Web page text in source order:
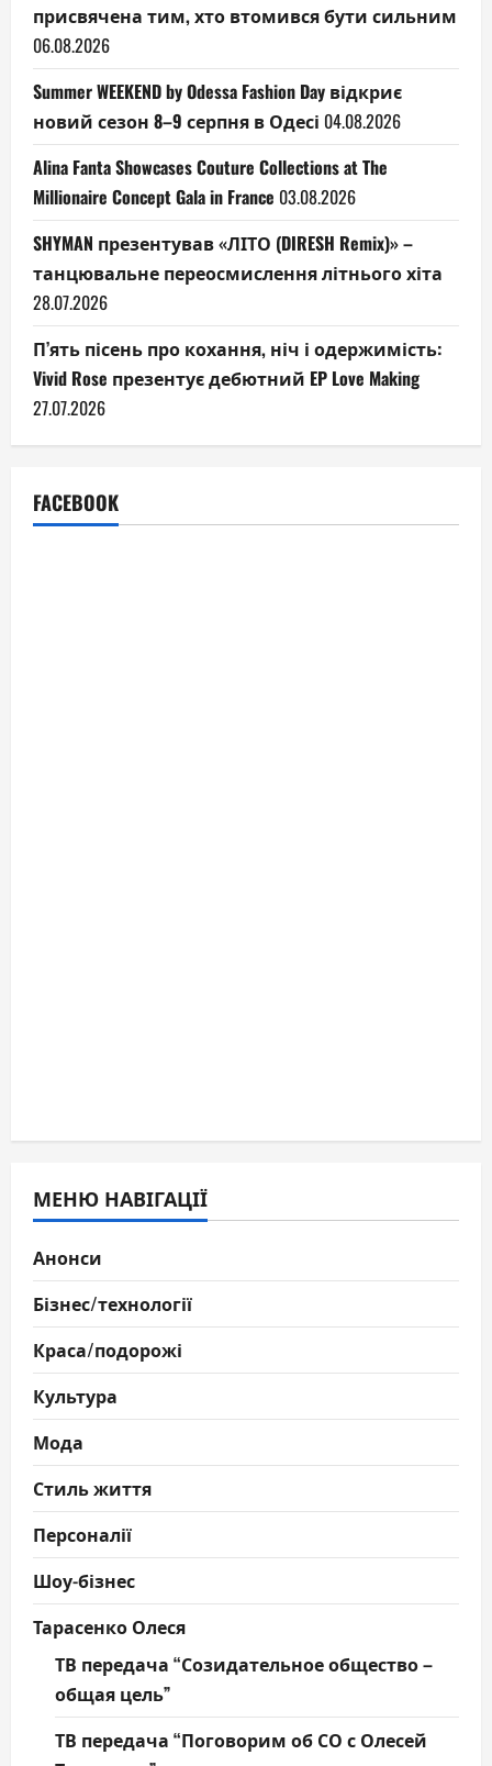
присвячена тим, хто втомився бути сильним
06.08.2026
Summer WEEKEND by Odessa Fashion Day відкриє
новий сезон 8–9 серпня в Одесі 04.08.2026
Alina Fanta Showcases Couture Collections at The
Millionaire Concept Gala in France 03.08.2026
SHYMAN презентував «ЛІТО (DIRESH Remix)» –
танцювальне переосмислення літнього хіта
28.07.2026
П’ять пісень про кохання, ніч і одержимість:
Vivid Rose презентує дебютний EP Love Making
27.07.2026
FACEBOOK
МЕНЮ НАВІГАЦІЇ
Анонси
Бізнес/технології
Краса/подорожі
Культура
Мода
Стиль життя
Персоналії
Шоу-бізнес
Тарасенко Олеся
ТВ передача “Созидательное общество –
общая цель”
ТВ передача “Поговорим об СО с Олесей